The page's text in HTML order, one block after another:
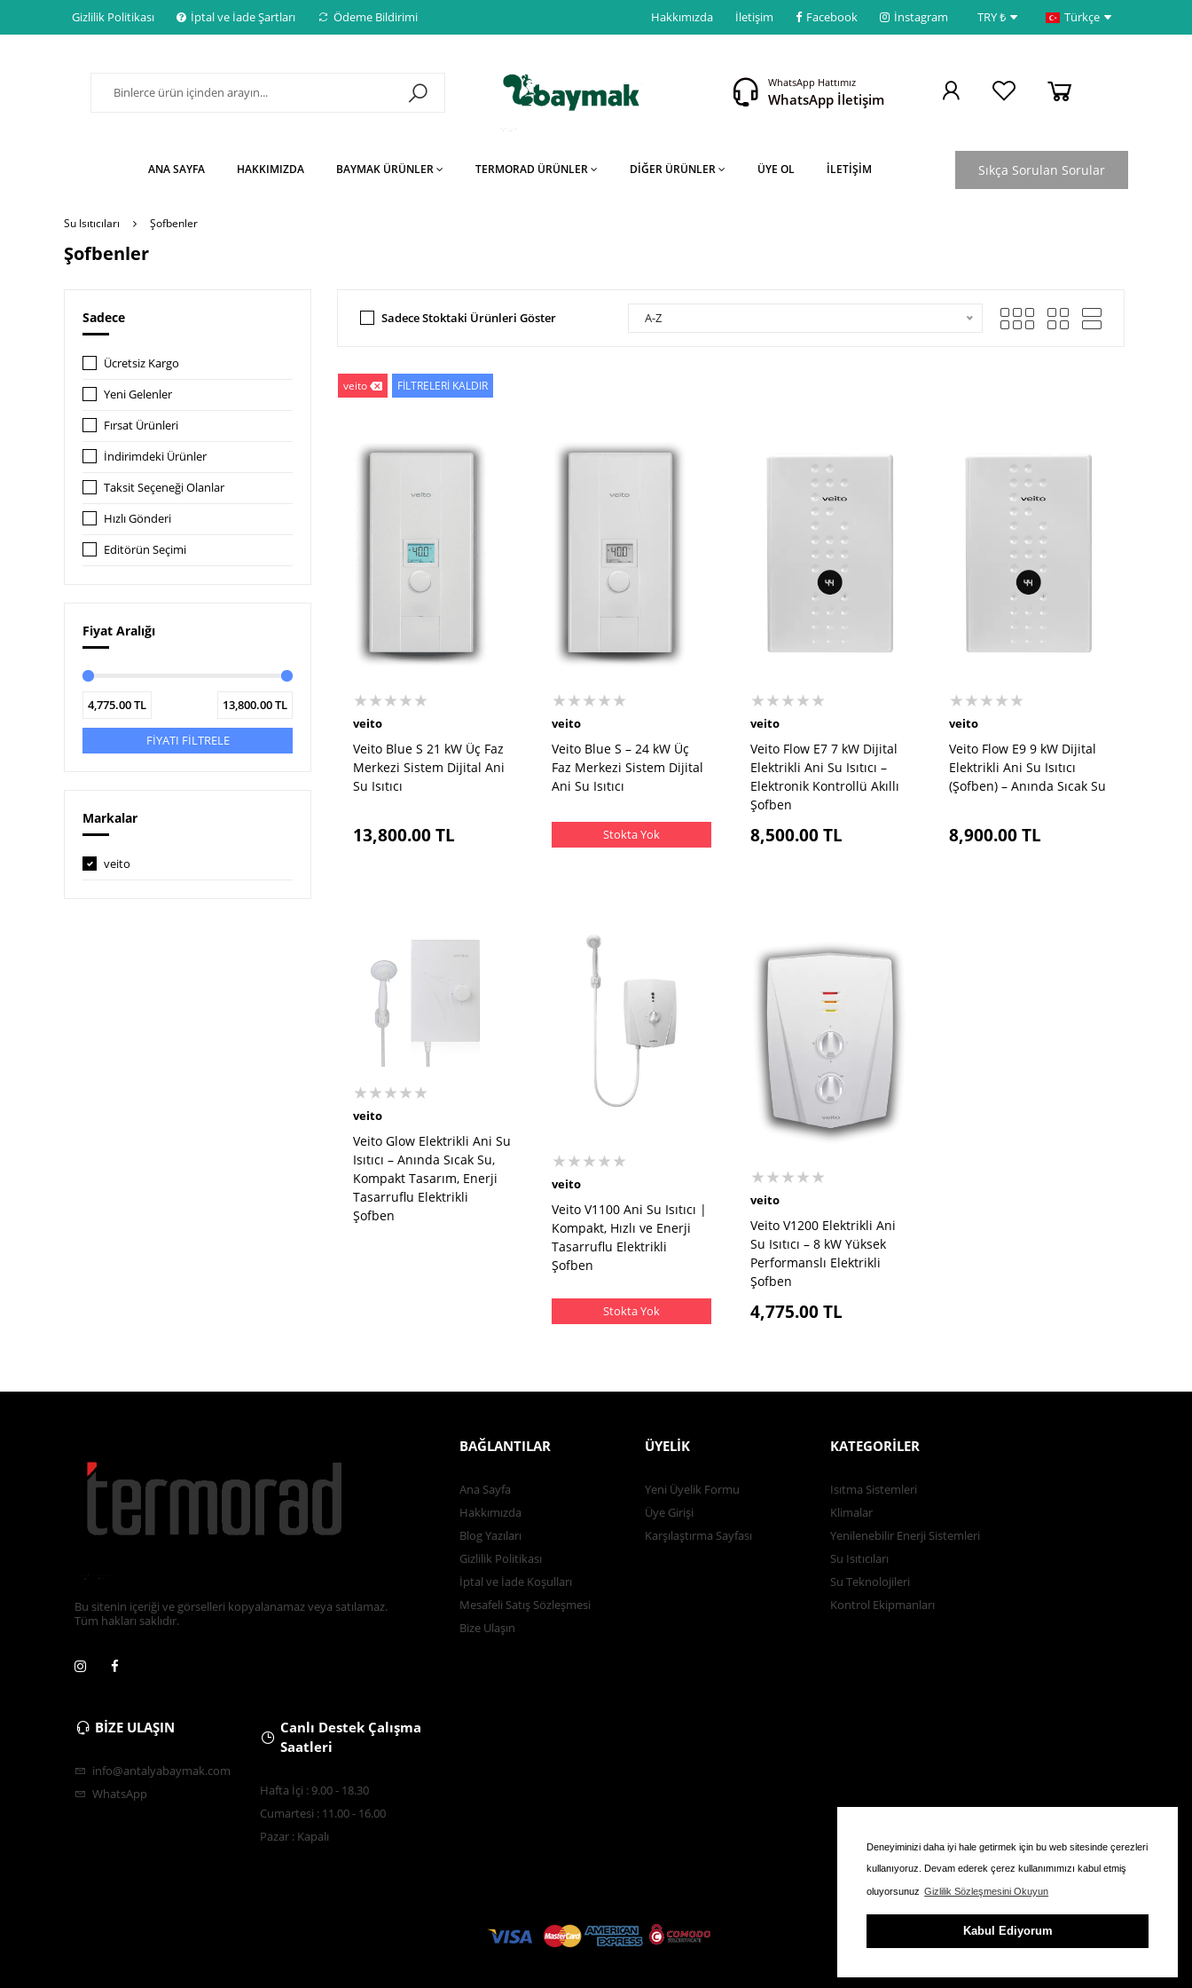
Deneyiminizi daha iyi hale getirmek için bu web sitesinde çerezleri
kullanıyoruz. Devam ederek çerez kullanımımızı kabul etmiş
oluyorsunuz Gizlilik Sözleşmesini Okuyun
Kabul Ediyorum
Gizlilik Politikası İptal ve İade Şartları Ödeme Bildirimi Hakkımızda İletişim Facebook İnstagram TRY ₺ Türkçe
WhatsApp Hattımız
WhatsApp İletişim
ANA SAYFA HAKKIMIZDA BAYMAK ÜRÜNLER TERMORAD ÜRÜNLER DİĞER ÜRÜNLER ÜYE OL İLETİŞİM Sıkça Sorulan Sorular
Su Isıtıcıları Şofbenler
Şofbenler
Sadece
Ücretsiz Kargo
Yeni Gelenler
Fırsat Ürünleri
İndirimdeki Ürünler
Taksit Seçeneği Olanlar
Hızlı Gönderi
Editörün Seçimi
Fiyat Aralığı
4,775.00TL 13,800.00TL
FİYATI FİLTRELE
Markalar
veito
Sadece Stoktaki Ürünleri Göster A-Z
veito FİLTRELERİ KALDIR
★★★★★
veito
Veito Blue S 21 kW Üç Faz
Merkezi Sistem Dijital Ani
Su Isıtıcı
13,800.00TL
★★★★★
veito
Veito Blue S – 24 kW Üç
Faz Merkezi Sistem Dijital
Ani Su Isıtıcı
Stokta Yok
★★★★★
veito
Veito Flow E7 7 kW Dijital
Elektrikli Ani Su Isıtıcı –
Elektronik Kontrollü Akıllı
Şofben
8,500.00TL
★★★★★
veito
Veito Flow E9 9 kW Dijital
Elektrikli Ani Su Isıtıcı
(Şofben) – Anında Sıcak Su
8,900.00TL
★★★★★
veito
Veito Glow Elektrikli Ani Su
Isıtıcı – Anında Sıcak Su,
Kompakt Tasarım, Enerji
Tasarruflu Elektrikli
Şofben
★★★★★
veito
Veito V1100 Ani Su Isıtıcı |
Kompakt, Hızlı ve Enerji
Tasarruflu Elektrikli
Şofben
Stokta Yok
★★★★★
veito
Veito V1200 Elektrikli Ani
Su Isıtıcı – 8 kW Yüksek
Performanslı Elektrikli
Şofben
4,775.00TL
Bu sitenin içeriği ve görselleri kopyalanamaz veya satılamaz.
Tüm hakları saklıdır.
BAĞLANTILAR
Ana Sayfa
Hakkımızda
Blog Yazıları
Gizlilik Politikası
İptal ve İade Koşulları
Mesafeli Satış Sözleşmesi
Bize Ulaşın
ÜYELİK
Yeni Üyelik Formu
Üye Girişi
Karşılaştırma Sayfası
KATEGORİLER
Isıtma Sistemleri
Klimalar
Yenilenebilir Enerji Sistemleri
Su Isıtıcıları
Su Teknolojileri
Kontrol Ekipmanları
BİZE ULAŞIN
info@antalyabaymak.com
WhatsApp
Canlı Destek Çalışma
Saatleri
Hafta İçi : 9.00 - 18.30
Cumartesi : 11.00 - 16.00
Pazar : Kapalı